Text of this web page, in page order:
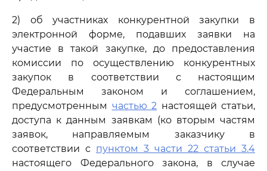
2) об участниках конкурентной закупки в
электронной форме, подавших заявки на
участие в такой закупке, до предоставления
комиссии по осуществлению конкурентных
закупок в соответствии с настоящим
Федеральным законом и соглашением,
предусмотренным частью 2 настоящей статьи,
доступа к данным заявкам (ко вторым частям
заявок, направляемым заказчику в
соответствии с пунктом 3 части 22 статьи 3.4
настоящего Федерального закона, в случае